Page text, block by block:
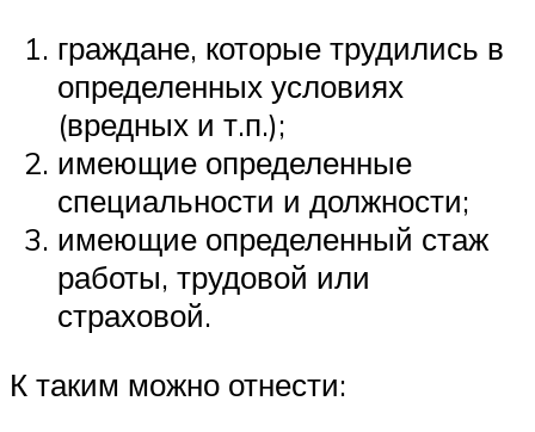
граждане, которые трудились в
определенных условиях
(вредных и т.п.);
имеющие определенные
специальности и должности;
имеющие определенный стаж
работы, трудовой или
страховой.
К таким можно отнести: